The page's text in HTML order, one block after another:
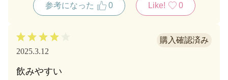
今後も購入を前向きに考えます。
参考になった 0 Like! 0
2025.3.12
飲みやすい